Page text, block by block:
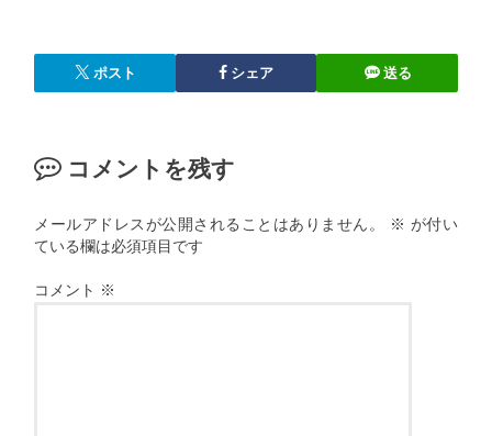
ポスト シェア 送る
コメントを残す
メールアドレスが公開されることはありません。 ※ が付い
ている欄は必須項目です
コメント ※